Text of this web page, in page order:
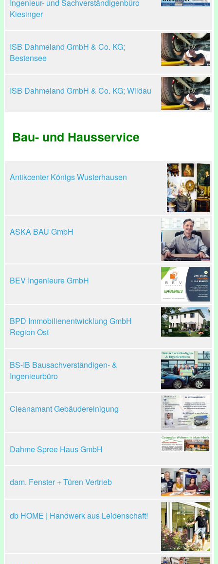
Ingenieur- und Sachverständigenbüro
Kiesinger
ISB Dahmeland GmbH & Co. KG;
Bestensee
ISB Dahmeland GmbH & Co. KG; Wildau
Bau- und Hausservice
Antikcenter Königs Wusterhausen
ASKA BAU GmbH
BEV Ingenieure GmbH
BPD Immobilienentwicklung GmbH
Region Ost
BS-IB Bausachverständigen- &
Ingenieurbüro
Cleanamant Gebäudereinigung
Dahme Spree Haus GmbH
dam. Fenster + Türen Vertrieb
db HOME | Handwerk aus Leidenschaft!